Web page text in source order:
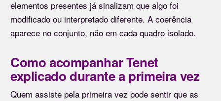
elementos presentes já sinalizam que algo foi
modificado ou interpretado diferente. A coerência
aparece no conjunto, não em cada quadro isolado.
Como acompanhar Tenet
explicado durante a primeira vez
Quem assiste pela primeira vez pode sentir que as